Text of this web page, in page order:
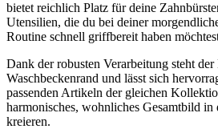
bietet reichlich Platz für deine
Utensilien, die du bei deiner
Routine schnell griffbereit haben
Dank der robusten Verarbeitung steht
Waschbeckenrand und lässt sich
passenden Artikeln der gleichen
harmonisches, wohnliches Gesamtbild in
kreieren.